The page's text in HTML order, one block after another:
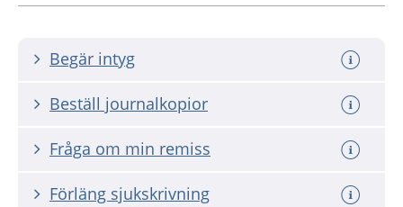
Begär intyg
Beställ journalkopior
Fråga om min remiss
Förläng sjukskrivning